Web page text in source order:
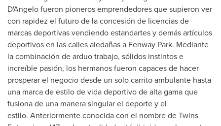
D'Angelo fueron pioneros emprendedores que supieron ver
con rapidez el futuro de la concesión de licencias de
marcas deportivas vendiendo estandartes y demás artículos
deportivos en las calles aledañas a Fenway Park. Mediante
la combinación de arduo trabajo, sólidos instintos e
increíble pasión, los hermanos fueron capaces de hacer
prosperar el negocio desde un solo carrito ambulante hasta
una marca de estilo de vida deportivo de alta gama que
fusiona de una manera singular el deporte y el
estilo. Anteriormente conocida con el nombre de Twins